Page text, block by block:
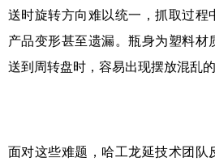
送时旋转方向难以统一，抓取过程
产品变形甚至遗漏。瓶身为塑料材
送到周转盘时，容易出现摆放混乱
面对这些难题，哈工龙延技术团队